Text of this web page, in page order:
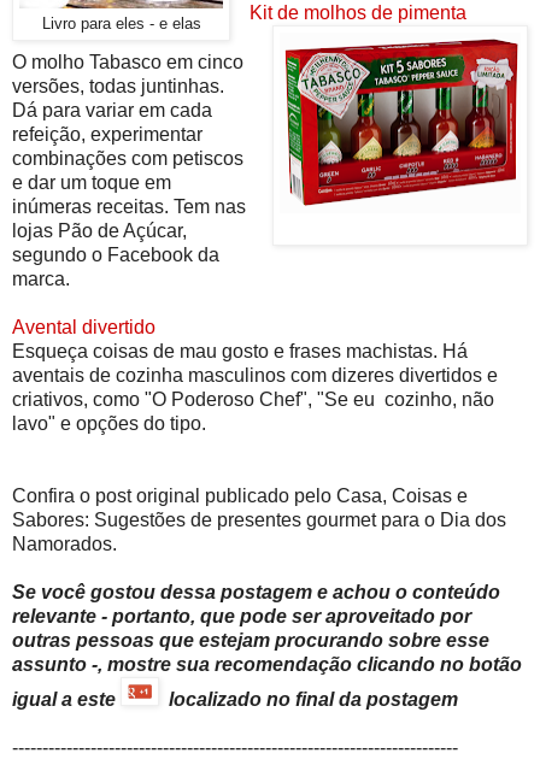
Livro para eles - e elas
Kit de molhos de pimenta
O molho Tabasco em cinco
versões, todas juntinhas.
Dá para variar em cada
refeição, experimentar
combinações com petiscos
e dar um toque em
inúmeras receitas. Tem nas
lojas Pão de Açúcar,
segundo o Facebook da
marca.
Avental divertido
Esqueça coisas de mau gosto e frases machistas. Há
aventais de cozinha masculinos com dizeres divertidos e
criativos, como "O Poderoso Chef", "Se eu cozinho, não
lavo" e opções do tipo.
Confira o post original publicado pelo Casa, Coisas e
Sabores: Sugestões de presentes gourmet para o Dia dos
Namorados.
Se você gostou dessa postagem e achou o conteúdo
relevante - portanto, que pode ser aproveitado por
outras pessoas que estejam procurando sobre esse
assunto -, mostre sua recomendação clicando no botão
igual a este
localizado no final da postagem
--------------------------------------------------------------------------